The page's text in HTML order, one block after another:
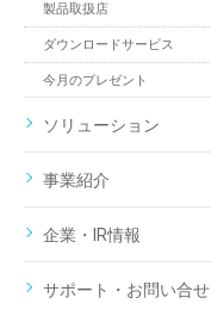
製品取扱店
ダウンロードサービス
今月のプレゼント
ソリューション
事業紹介
企業・IR情報
サポート・お問い合せ